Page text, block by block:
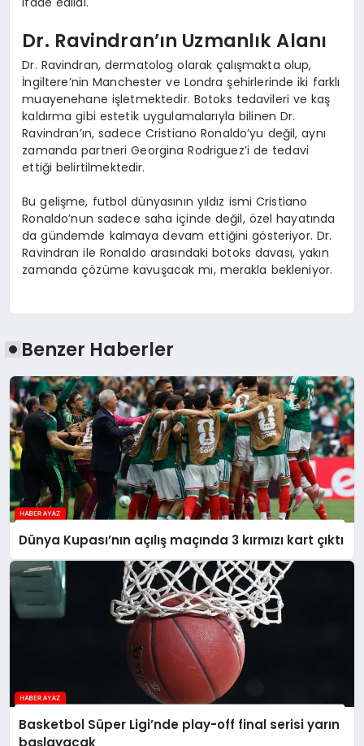
Dr. Ravindran’ın Uzmanlık Alanı
Dr. Ravindran, dermatolog olarak çalışmakta olup,
İngiltere’nin Manchester ve Londra şehirlerinde iki farklı
muayenehane işletmektedir. Botoks tedavileri ve kaş
kaldırma gibi estetik uygulamalarıyla bilinen Dr.
Ravindran’ın, sadece Cristiano Ronaldo’yu değil, aynı
zamanda partneri Georgina Rodriguez’i de tedavi
ettiği belirtilmektedir.
Bu gelişme, futbol dünyasının yıldız ismi Cristiano
Ronaldo’nun sadece saha içinde değil, özel hayatında
da gündemde kalmaya devam ettiğini gösteriyor. Dr.
Ravindran ile Ronaldo arasındaki botoks davası, yakın
zamanda çözüme kavuşacak mı, merakla bekleniyor.
Benzer Haberler
Dünya Kupası’nın açılış maçında 3 kırmızı kart çıktı
Basketbol Süper Ligi’nde play-off final serisi yarın
başlayacak